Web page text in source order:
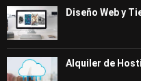
Diseño Web y
Alquiler de